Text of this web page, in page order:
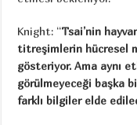
Knight: “Tsai’nin
titreşimlerin hücresel
gösteriyor. Ama aynı
görülmeyeceği başka
farklı bilgiler elde